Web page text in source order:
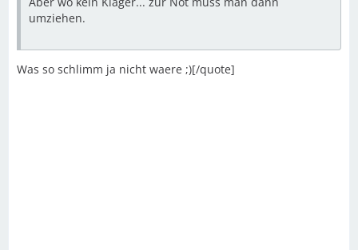
umziehen.
Was so schlimm ja nicht waere ;)[/quote]